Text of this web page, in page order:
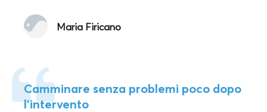
Maria Firicano
Camminare senza problemi poco dopo
l'intervento